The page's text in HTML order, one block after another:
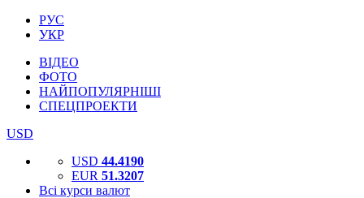
РУС
УКР
ВІДЕО
ФОТО
НАЙПОПУЛЯРНІШІ
СПЕЦПРОЕКТИ
USD
USD 44.4190
EUR 51.3207
Всі курси валют